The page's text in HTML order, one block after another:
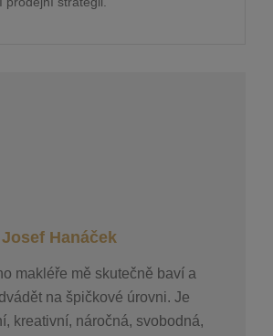
Hanáček
makléře mě skutečně baví a
na špičkové úrovni. Je
kreativní, náročná, svobodná,